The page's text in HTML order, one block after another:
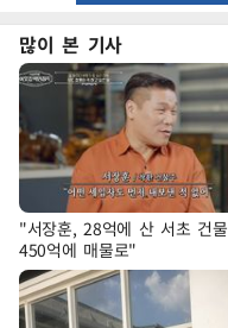
많이 본 기사
"서장훈, 28억에 산 서초 건물
450억에 매물로"